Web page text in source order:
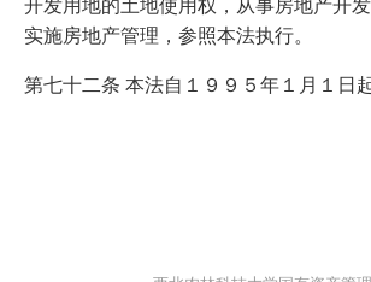
实施房地产管理，参照本法执行。
第七十二条 本法自１９９５年１月１日起